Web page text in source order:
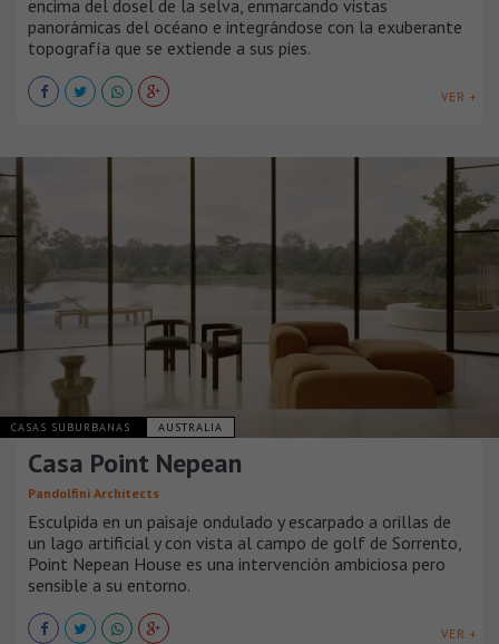
encima del dosel de la selva, enmarcando vistas
panorámicas del océano e integrándose con la exuberante
topografía que se extiende a sus pies.
VER +
CASAS SUBURBANAS AUSTRALIA
Casa Point Nepean
Pandolfini Architects
Esculpida en un paisaje ondulado y escarpado a orillas de
un lago artificial y con vista al campo de golf de Sorrento,
Point Nepean House es una intervención ambiciosa pero
sensible a su entorno.
VER +